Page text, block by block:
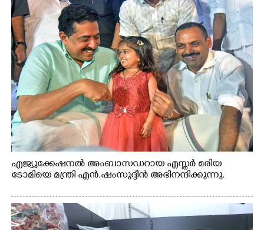
എജ്യുക്കേഷനൽ അംബാസഡറായ എസ്തർ മരിയ
ടോമിയെ മന്ത്രി എൻ.ഷംസുദ്ദീൻ അഭിനന്ദിക്കുന്നു.